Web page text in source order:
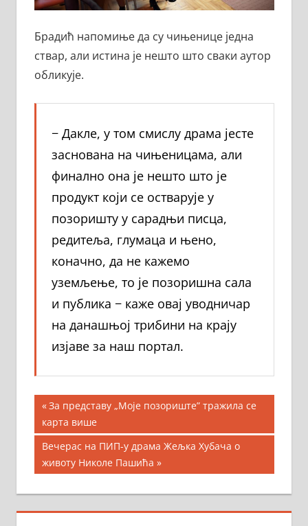
Брадић напомиње да су чињенице једна
ствар, али истина је нешто што сваки аутор
обликује.
− Дакле, у том смислу драма jeсте
заснована на чињеницама, али
финално она је нешто што је
продукт који се остварује у
позоришту у сарадњи писца,
редитеља, глумаца и њено,
коначно, да не кажемо
уземљење, то је позоришна сала
и публика − каже овај уводничар
на данашњој трибини на крају
изјаве за наш портал.
Кретање
чланка
Previous
Post:
За представу „Моје позориште” тражила се
карта више
Next
Post:
Вечерас на ПИП-у драма Жељка Хубача о
животу Николе Пашића